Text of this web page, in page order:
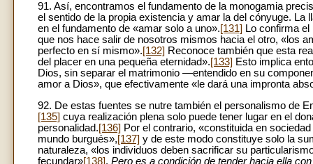
91. Así, encontramos el fundamento de la monogamia
el sentido de la propia existencia y amar la del cónyuge.
en el fundamento de «amar solo a uno».[131] Lo confirma
que nos hace salir de nosotros mismos hacia el otro, «los
perfecto en sí mismo».[132] Reconoce también que esta
del placer en una pequeña eternidad».[133] Esto implica
Dios, sin separar el matrimonio —entendido en su
amor a Dios», que efectivamente «le dará una impronta
92. De estas fuentes se nutre también el personalismo de
[135] cuya realización plena solo puede tener lugar en el
personalidad.[136] Por el contrario, «constituida en
mundo burgués»,[137] y de este modo constituye solo la
naturaleza, «los individuos deben sacrificar su
fecundar»[138]. Pero es a condición de tender hacia ella